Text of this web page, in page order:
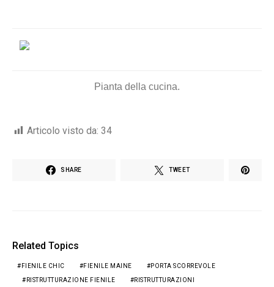
Pianta della cucina.
Articolo visto da: 34
SHARE TWEET
Related Topics
FIENILE CHIC FIENILE MAINE PORTA SCORREVOLE
RISTRUTTURAZIONE FIENILE RISTRUTTURAZIONI